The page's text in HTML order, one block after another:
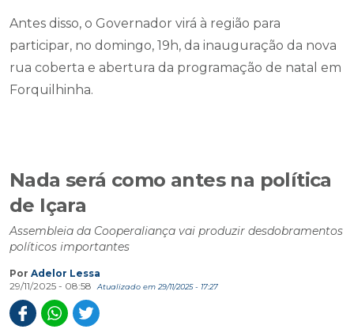
Antes disso, o Governador virá à região para
participar, no domingo, 19h, da inauguração da nova
rua coberta e abertura da programação de natal em
Forquilhinha.
Nada será como antes na política
de Içara
Assembleia da Cooperaliança vai produzir desdobramentos
políticos importantes
Por Adelor Lessa
29/11/2025 - 08:58
Atualizado em 29/11/2025 - 17:27